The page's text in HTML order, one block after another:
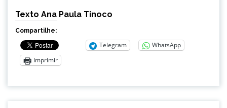
Texto Ana Paula Tinoco
Compartilhe:
Telegram
WhatsApp
Imprimir